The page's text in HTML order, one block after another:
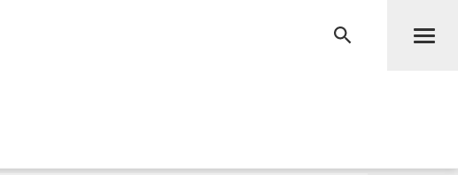
RECHERCHE